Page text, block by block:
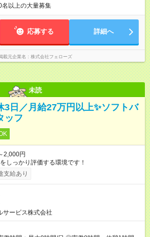
時間・休憩1時間です。中抜けシフトなどはあり
ば相談に応じますのでおっしゃってください！
名以上の大量募集
応募する 詳細へ
載元企業名 株式会社フェローズ
未読
3日／月給27万円以上✨ソフトバ
ッフ
2,000円
しっかり評価する環境です！
支給あり
サービス株式会社